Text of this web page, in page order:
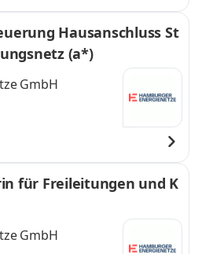
Hausanschluss St
(a*)
GmbH
für Freileitungen und K
GmbH